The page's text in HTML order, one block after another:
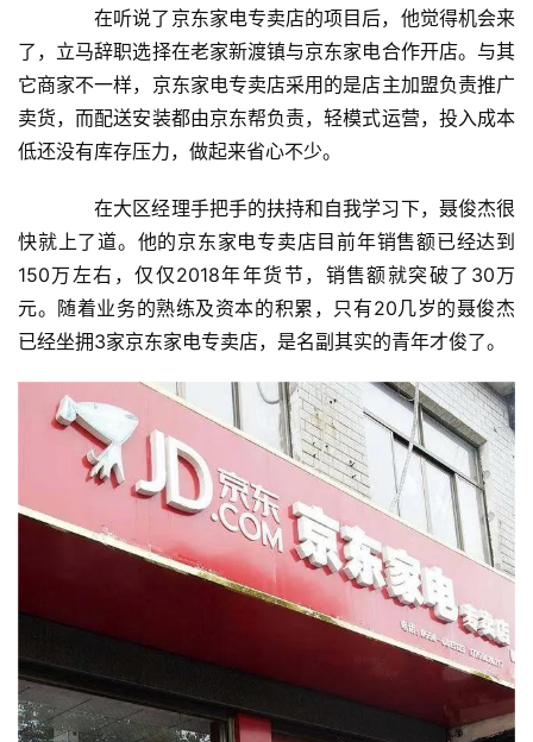
在听说了京东家电专卖店的项目后，他觉得机会来
了，立马辞职选择在老家新渡镇与京东家电合作开店。与其
它商家不一样，京东家电专卖店采用的是店主加盟负责推广
卖货，而配送安装都由京东帮负责，轻模式运营，投入成本
低还没有库存压力，做起来省心不少。
在大区经理手把手的扶持和自我学习下，聂俊杰很
快就上了道。他的京东家电专卖店目前年销售额已经达到
150万左右，仅仅2018年年货节，销售额就突破了30万
元。随着业务的熟练及资本的积累，只有20几岁的聂俊杰
已经坐拥3家京东家电专卖店，是名副其实的青年才俊了。